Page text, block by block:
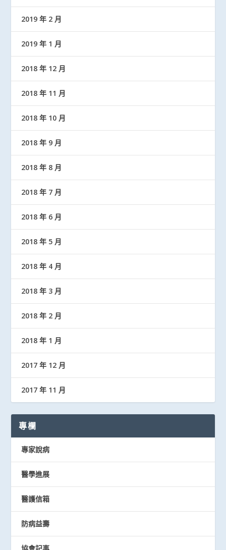
2019 年 2 月
2019 年 1 月
2018 年 12 月
2018 年 11 月
2018 年 10 月
2018 年 9 月
2018 年 8 月
2018 年 7 月
2018 年 6 月
2018 年 5 月
2018 年 4 月
2018 年 3 月
2018 年 2 月
2018 年 1 月
2017 年 12 月
2017 年 11 月
專欄
專家說病
醫學進展
醫護信箱
防病益壽